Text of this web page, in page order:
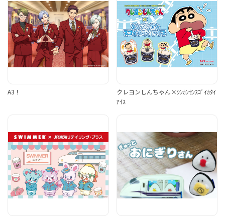
A3！
クレヨンしんちゃん×ｼﾝｶﾝｾﾝｽｺﾞｲｶﾀｲ
ｱｲｽ